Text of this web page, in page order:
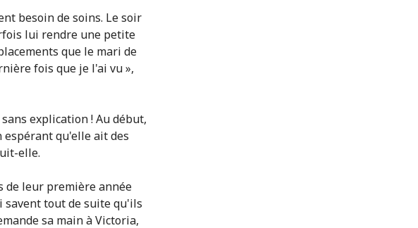
besoin de soins. Le soir
lui rendre une petite
que le mari de
fois que je l'ai vu »,
explication ! Au début,
qu'elle ait des
elle.
de leur première année
savent tout de suite qu'ils
sa main à Victoria,